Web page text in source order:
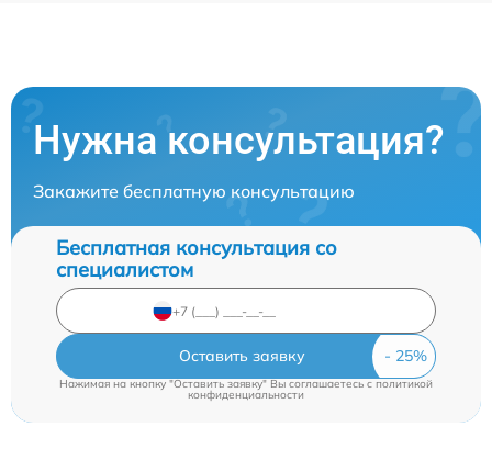
Нужна консультация?
Закажите бесплатную консультацию
Бесплатная консультация со
специалистом
Оставить заявку
Нажимая на кнопку "Оставить заявку" Вы соглашаетесь c политикой
конфиденциальности